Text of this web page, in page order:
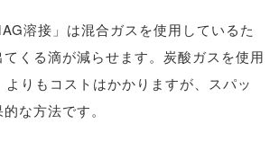
溶接」は混合ガスを使用しているた
くる滴が減らせます。炭酸ガスを使用
りもコストはかかりますが、スパッ
な方法です。